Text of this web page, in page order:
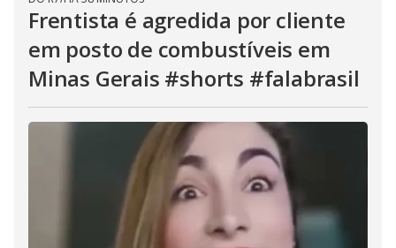
Frentista é agredida por cliente
em posto de combustíveis em
Minas Gerais #shorts #falabrasil